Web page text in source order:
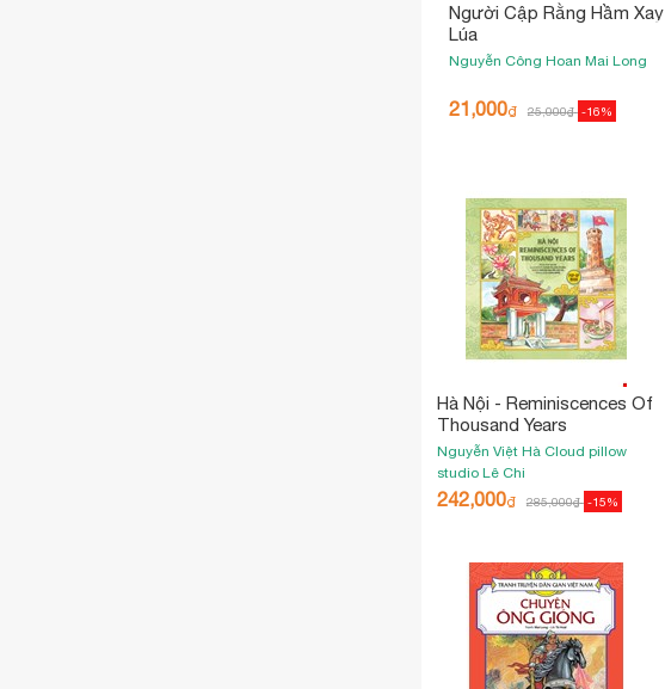
Người Cập Rằng Hầm Xay
Lúa
Nguyễn Công Hoan Mai Long
21,000₫ 25,000₫ -16%
Hà Nội - Reminiscences Of
Thousand Years
Nguyễn Việt Hà Cloud pillow
studio Lê Chi
242,000₫ 285,000₫ -15%